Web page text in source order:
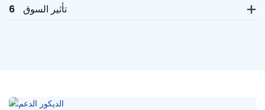
6 تأثير السوق